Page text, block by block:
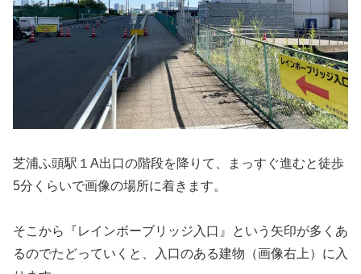
芝浦ふ頭駅１A出口の階段を降りて、まっすぐ進むと徒歩
5分くらいで画像の場所に着きます。
そこから『レインボーブリッジ入口』という矢印が多くあ
るのでたどっていくと、入口のある建物（画像右上）に入